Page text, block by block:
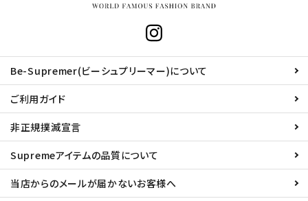
Be-Supremer(ビーシュプリーマー)について
ご利用ガイド
非正規撲滅宣言
Supremeアイテムの品質について
当店からのメールが届かないお客様へ